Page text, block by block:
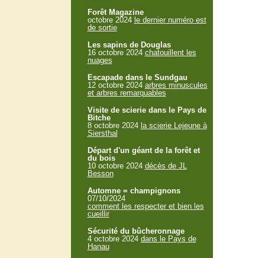
Forêt Magazine
octobre 2024 le dernier numéro est
de sortie
Les sapins de Douglas
16 octobre 2024 chatouillent les
nuages
Escapade dans le Sundgau
12 octobre 2024 arbres minuscules
et arbres remarquables
Visite de scierie dans le Pays de
Bitche
8 octobre 2024 la scierie Lejeune à
Siersthal
Départ d'un géant de la forêt et
du bois
10 octobre 2024 décès de JL
Besson
Automne = champignons
07/10/2024
comment les respecter et bien les
cueillir
Sécurité du bûcheronnage
4 octobre 2024 dans le Pays de
Hanau